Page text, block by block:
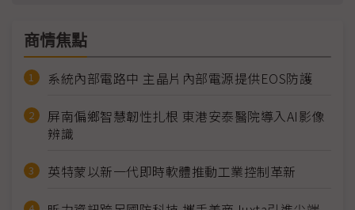
商情焦點
系統內部電路中 主晶片內部電源提供EOS防護
屏南偏鄉智慧韌性扎根 東港安泰醫院導入AI影像
辨識
英特蒙以新一代即時軟體推動工業控制革新